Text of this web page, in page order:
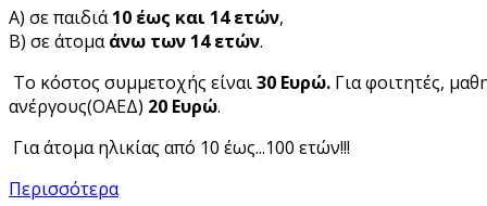
Α) σε παιδιά10 έως και 14 ετών,
Β) σε άτομαάνω των 14 ετών.
Το κόστος συμμετοχής είναι30 Ευρώ. Για φοιτητές,
ανέργους(ΟΑΕΔ) 20 Ευρώ.
Για άτομα ηλικίας από 10 έως...100 ετών!!!
Περισσότερα